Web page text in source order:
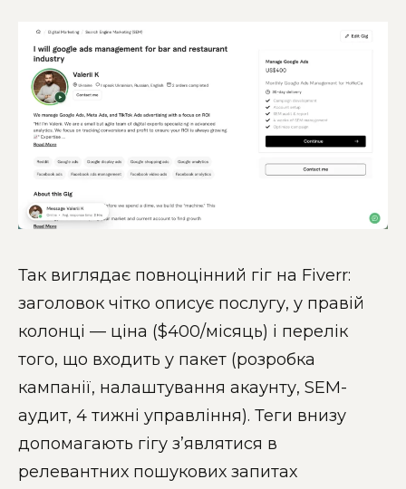
Так виглядає повноцінний гіг на Fiverr:
заголовок чітко описує послугу, у правій
колонці — ціна ($400/місяць) і перелік
того, що входить у пакет (розробка
кампанії, налаштування акаунту, SEM-
аудит, 4 тижні управління). Теги внизу
допомагають гігу зʼявлятися в
релевантних пошукових запитах